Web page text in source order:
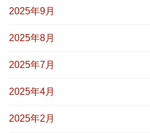
2025年9月
2025年8月
2025年7月
2025年4月
2025年2月